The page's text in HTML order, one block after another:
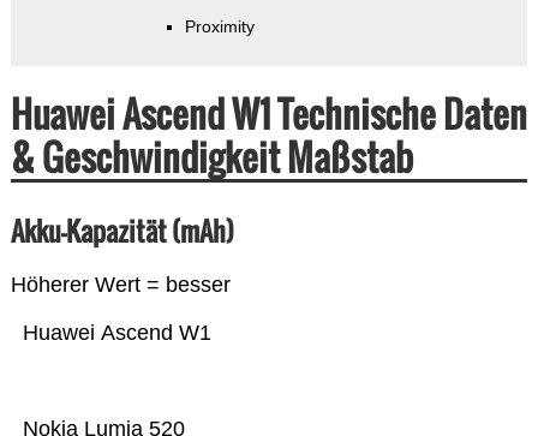
Proximity
Huawei Ascend W1 Technische Daten
& Geschwindigkeit Maßstab
Akku-Kapazität (mAh)
Höherer Wert = besser
Nokia Lumia 520
Huawei Ascend W1